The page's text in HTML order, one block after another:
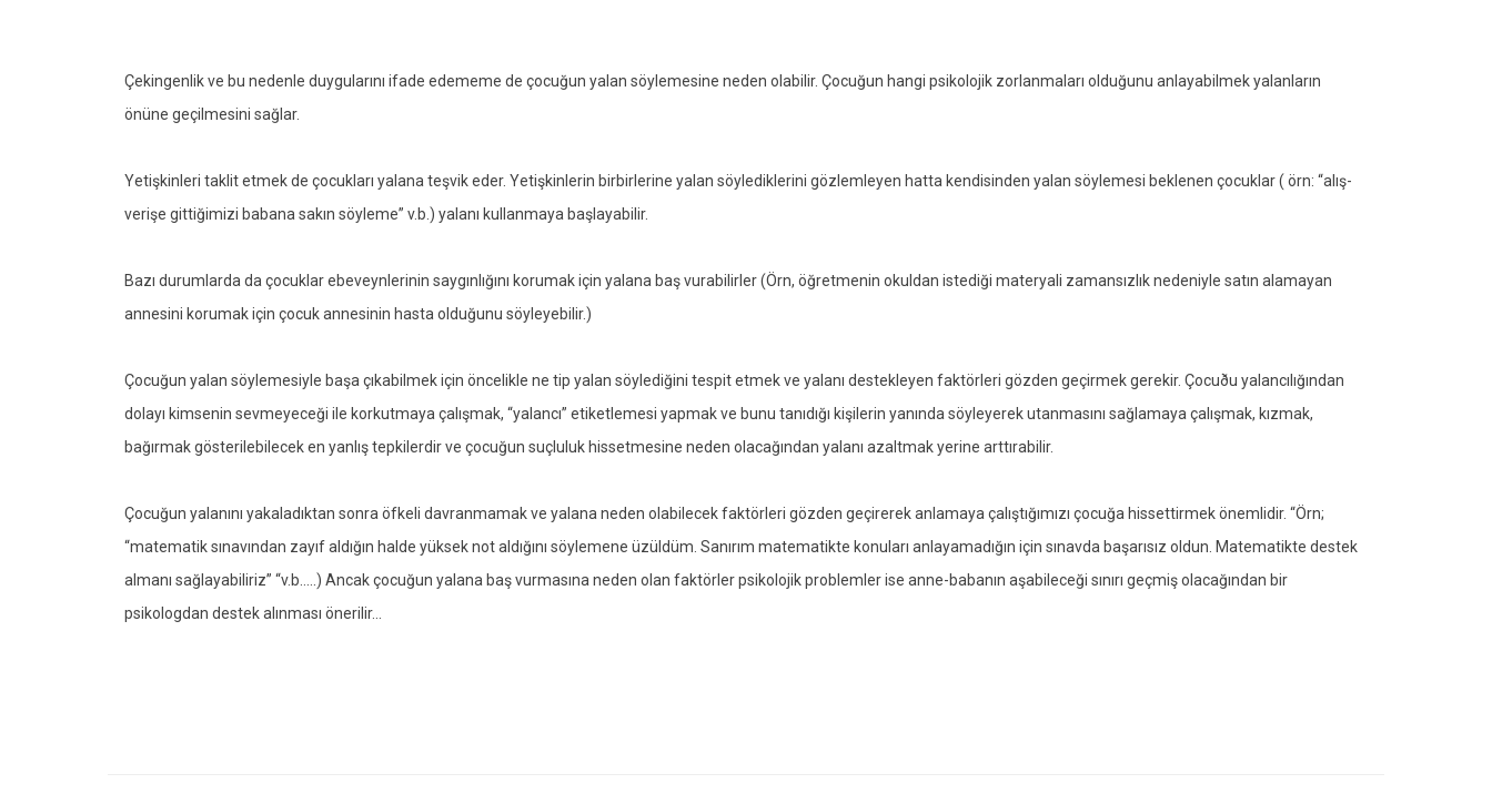
Çekingenlik ve bu nedenle duygularını ifade edememe de çocuğun yalan söylemesine neden olabilir. Çocuğun hangi psikolojik zorlanmaları olduğunu anlayabilmek yalanların
önüne geçilmesini sağlar.
Yetişkinleri taklit etmek de çocukları yalana teşvik eder. Yetişkinlerin birbirlerine yalan söylediklerini gözlemleyen hatta kendisinden yalan söylemesi beklenen çocuklar ( örn: “alış-
verişe gittiğimizi babana sakın söyleme” v.b.) yalanı kullanmaya başlayabilir.
Bazı durumlarda da çocuklar ebeveynlerinin saygınlığını korumak için yalana baş vurabilirler (Örn, öğretmenin okuldan istediği materyali zamansızlık nedeniyle satın alamayan
annesini korumak için çocuk annesinin hasta olduğunu söyleyebilir.)
Çocuğun yalan söylemesiyle başa çıkabilmek için öncelikle ne tip yalan söylediğini tespit etmek ve yalanı destekleyen faktörleri gözden geçirmek gerekir. Çocuðu yalancılığından
dolayı kimsenin sevmeyeceği ile korkutmaya çalışmak, “yalancı” etiketlemesi yapmak ve bunu tanıdığı kişilerin yanında söyleyerek utanmasını sağlamaya çalışmak, kızmak,
bağırmak gösterilebilecek en yanlış tepkilerdir ve çocuğun suçluluk hissetmesine neden olacağından yalanı azaltmak yerine arttırabilir.
Çocuğun yalanını yakaladıktan sonra öfkeli davranmamak ve yalana neden olabilecek faktörleri gözden geçirerek anlamaya çalıştığımızı çocuğa hissettirmek önemlidir. “Örn;
“matematik sınavından zayıf aldığın halde yüksek not aldığını söylemene üzüldüm. Sanırım matematikte konuları anlayamadığın için sınavda başarısız oldun. Matematikte destek
almanı sağlayabiliriz” “v.b…..) Ancak çocuğun yalana baş vurmasına neden olan faktörler psikolojik problemler ise anne-babanın aşabileceği sınırı geçmiş olacağından bir
psikologdan destek alınması önerilir…